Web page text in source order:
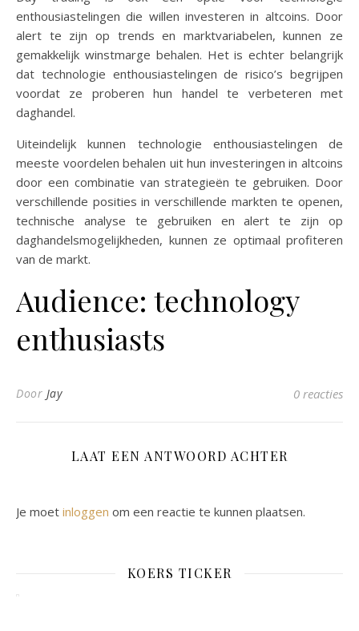
enthousiastelingen die willen investeren in altcoins. Door
alert te zijn op trends en marktvariabelen, kunnen ze
gemakkelijk winstmarge behalen. Het is echter belangrijk
dat technologie enthousiastelingen de risico’s begrijpen
voordat ze proberen hun handel te verbeteren met
daghandel.
Uiteindelijk kunnen technologie enthousiastelingen de
meeste voordelen behalen uit hun investeringen in altcoins
door een combinatie van strategieën te gebruiken. Door
verschillende posities in verschillende markten te openen,
technische analyse te gebruiken en alert te zijn op
daghandelsmogelijkheden, kunnen ze optimaal profiteren
van de markt.
Audience: technology
enthusiasts
Door Jay 0 reacties
LAAT EEN ANTWOORD ACHTER
Je moet inloggen om een reactie te kunnen plaatsen.
KOERS TICKER